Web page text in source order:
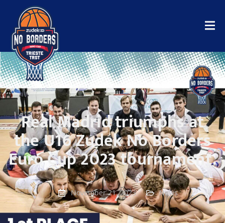
Real Madrid triumphs at
the U16 Zudek No Borders
Euro Cup 2023 tournament.
November 21, 2023 News